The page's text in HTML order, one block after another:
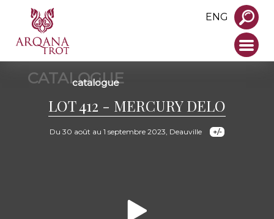
ENG
CATALOGUE
catalogue
LOT 412 - MERCURY DELO
Du 30 août au 1 septembre 2023, Deauville